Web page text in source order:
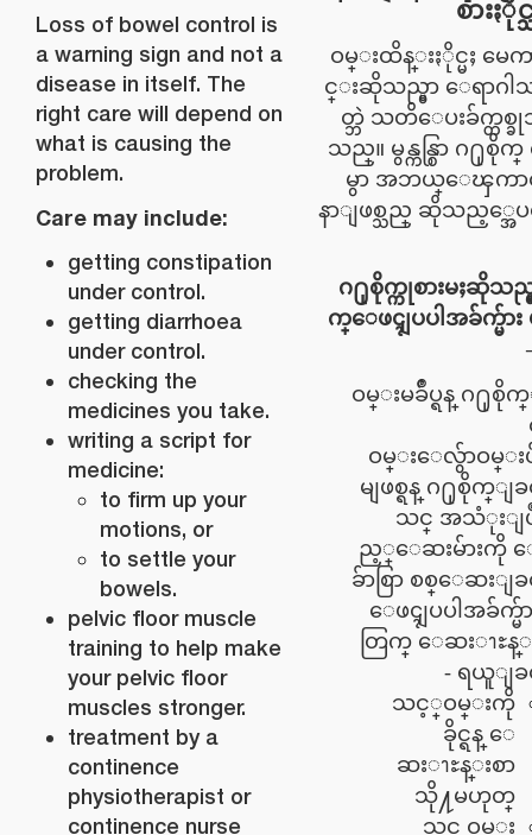
Loss of bowel control is
a warning sign and not a
disease in itself. The
right care will depend on
what is causing the
problem.
Care may include:
getting constipation
under control.
getting diarrhoea
under control.
checking the
medicines you take.
writing a script for
medicine:
to firm up your
motions, or
to settle your
bowels.
pelvic floor muscle
training to help make
your pelvic floor
muscles stronger.
treatment by a
continence
physiotherapist or
continence nurse
စားႏို
ဝမ္းထိန္းႏိုင္မႈ မေ
င္းဆိုသည္မွာ ေရာဂါ
တ္ဘဲ သတိေပးခ်က္တစ္ခု
သည္။ မွန္ကန္စြာ ဂ႐ုစိုက္
မွာ အဘယ္ေၾကာ
နာျဖစ္သည္ ဆိုသည့္အေ
ဂ႐ုစိုက္ကုစားမႈဆိုသ
က္ေဖၚျပပါအခ်က္မ်ာ
ဝမ္းမခ်ဳပ္ရန္ ဂ႐ုစို
ဝမ္းေလွ်ာဝမ္
မျဖစ္ရန္ ဂ႐ုစိုက္ျ
သင္ အသံုးျ
ည့္ေဆးမ်ားကို
ခ်ာစြာ စစ္ေဆးျ
ေဖၚျပပါအခ်က္မ်
တြက္ ေဆးၫႊန္
ရယူျခ
သင့္ဝမ္းကို
ခိုင္ရန္ ေ
ဆးၫႊန္းစာ
သို႔မဟုတ္
သင္ ဝမ္း